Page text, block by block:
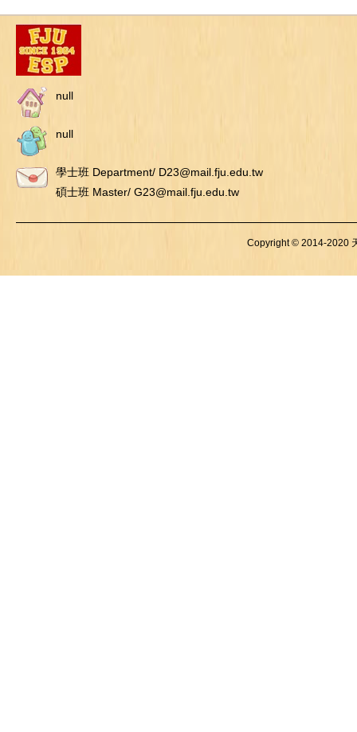
null
null
學士班 Department/ D23@mail.fju.edu.tw
碩士班 Master/ G23@mail.fju.edu.tw
Copyright © 2014-2020